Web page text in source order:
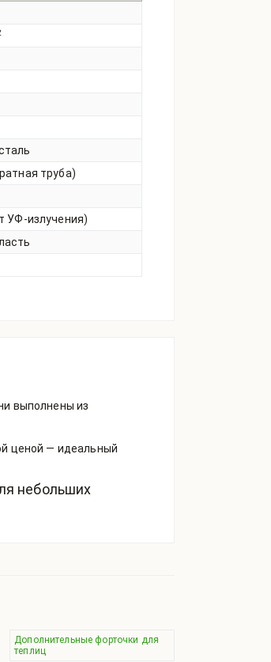
труба)
УФ-излучения)
выполнены из
ценой — идеальный
небольших
Дополнительные форточки для
теплиц